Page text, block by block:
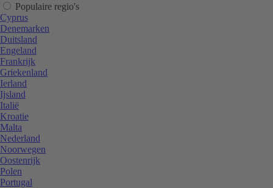
Populaire regio's
Cyprus
Denemarken
Duitsland
Engeland
Frankrijk
Griekenland
Ierland
Ijsland
Italië
Kroatie
Malta
Nederland
Noorwegen
Oostenrijk
Polen
Portugal